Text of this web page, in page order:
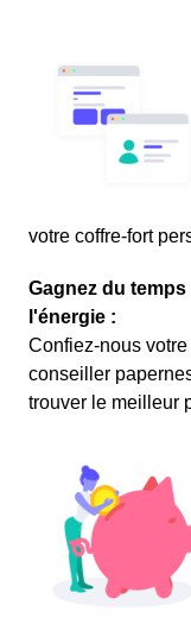
votre coffre-fort
Gagnez du temps
l'énergie :
Confiez-nous
conseiller
trouver le meilleur